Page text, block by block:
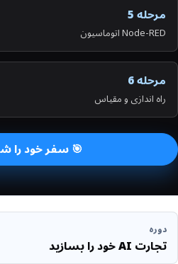
مرحله 5
Node-RED اتوماسیون
مرحله 6
راه اندازی و مقیاس
🎯 سفر خود را
دوره
تجارت AI خود را بسازید